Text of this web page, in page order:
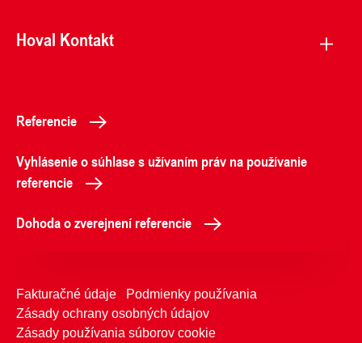
Hoval Kontakt
Referencie
Vyhlásenie o súhlase s užívaním práv na používanie
referencie
Dohoda o zverejnení referencie
Fakturačné údaje
Podmienky používania
Zásady ochrany osobných údajov
Zásady používania súborov cookie